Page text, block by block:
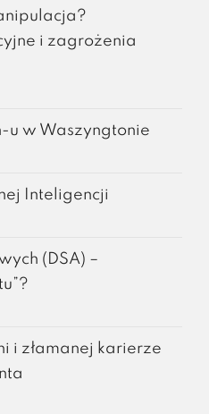
i zagrożenia
u w Waszyngtonie
Inteligencji
(DSA) –
i złamanej karierze